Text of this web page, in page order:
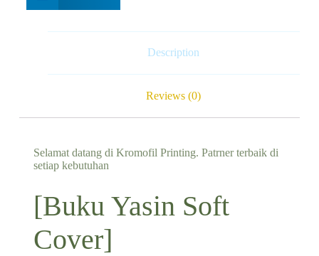
Description
Reviews (0)
Selamat datang di Kromofil Printing. Patrner terbaik di
setiap kebutuhan
[Buku Yasin Soft
Cover]